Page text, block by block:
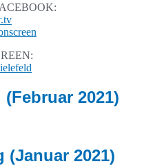
2021)
(Januar 2021)